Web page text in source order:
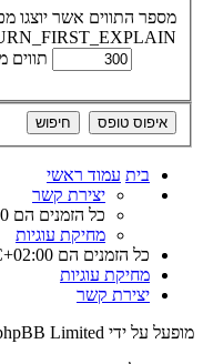
מספר התווים אשר יוצגו
תווים
בית עמוד ראשי
יצירת קשר
כל הזמנים הם
מחיקת עוגיות
כל הזמנים הם
מחיקת עוגיות
יצירת קשר
מופעל על ידי Limited